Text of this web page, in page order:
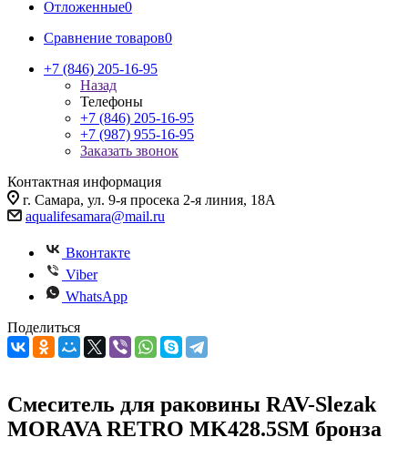
Отложенные0
Сравнение товаров0
+7 (846) 205-16-95
Назад
Телефоны
+7 (846) 205-16-95
+7 (987) 955-16-95
Заказать звонок
Контактная информация
г. Самара, ул. 9-я просека 2-я линия, 18А
aqualifesamara@mail.ru
Вконтакте
Viber
WhatsApp
Поделиться
Смеситель для раковины RAV-Slezak
MORAVA RETRO MK428.5SM бронза